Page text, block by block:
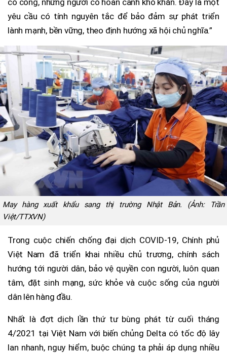
có công, những người có hoàn cảnh khó khăn. Đây là một
yêu cầu có tính nguyên tắc để bảo đảm sự phát triển
lành mạnh, bền vững, theo định hướng xã hội chủ nghĩa.”
May hàng xuất khẩu sang thị trường Nhật Bản. (Ảnh: Trần
Việt/TTXVN)
Trong cuộc chiến chống đại dịch COVID-19, Chính phủ
Việt Nam đã triển khai nhiều chủ trương, chính sách
hướng tới người dân, bảo vệ quyền con người, luôn quan
tâm, đặt sinh mạng, sức khỏe và cuộc sống của người
dân lên hàng đầu.
Nhất là đợt dịch lần thứ tư bùng phát từ cuối tháng
4/2021 tại Việt Nam với biến chủng Delta có tốc độ lây
lan nhanh, nguy hiểm, buộc chúng ta phải áp dụng nhiều